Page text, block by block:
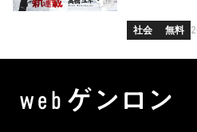
社会 無料